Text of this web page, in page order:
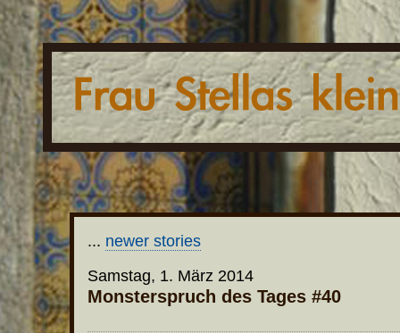
... newer stories
Samstag, 1. März 2014
Monsterspruch des Tages #40